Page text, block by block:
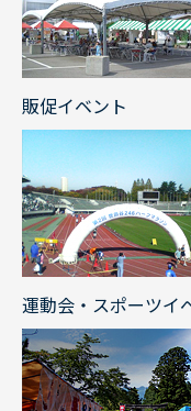
販促イベント
運動会・スポーツイ